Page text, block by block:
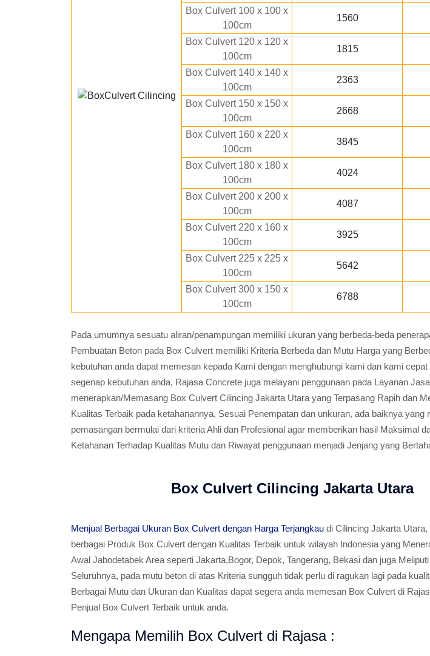
Box Culvert 100 x 100 x
100cm
1560
Box Culvert 120 x 120 x
100cm
1815
Box Culvert 140 x 140 x
100cm
2363
Box Culvert 150 x 150 x
100cm
2668
Box Culvert 160 x 220 x
100cm
3845
Box Culvert 180 x 180 x
100cm
4024
Box Culvert 200 x 200 x
100cm
4087
Box Culvert 220 x 160 x
100cm
3925
Box Culvert 225 x 225 x
100cm
5642
Box Culvert 300 x 150 x
100cm
6788
Pada umumnya sesuatu aliran/penampungan memiliki ukuran yang berbeda-beda
Pembuatan Beton pada Box Culvert memiliki Kriteria Berbeda dan Mutu Harga yang
kebutuhan anda dapat memesan kepada Kami dengan menghubungi kami dan kami
segenap kebutuhan anda, Rajasa Concrete juga melayani penggunaan pada Layanan
menerapkan/Memasang Box Culvert Cilincing Jakarta Utara yang Terpasang Rapih dan
Kualitas Terbaik pada ketahanannya, Sesuai Penempatan dan unkuran, ada baiknya yang
pemasangan bermulai dari kriteria Ahli dan Profesional agar memberikan hasil Maksimal
Ketahanan Terhadap Kualitas Mutu dan Riwayat penggunaan menjadi Jenjang yang
Box Culvert Cilincing Jakarta Utara
Menjual Berbagai Ukuran Box Culvert dengan Harga Terjangkau di Cilincing Jakarta
berbagai Produk Box Culvert dengan Kualitas Terbaik untuk wilayah Indonesia yang
Awal Jabodetabek Area seperti Jakarta,Bogor, Depok, Tangerang, Bekasi dan juga
Seluruhnya, pada mutu beton di atas Kriteria sungguh tidak perlu di ragukan lagi pada
Berbagai Mutu dan Ukuran dan Kualitas dapat segera anda memesan Box Culvert di
Penjual Box Culvert Terbaik untuk anda.
Mengapa Memilih Box Culvert di Rajasa :